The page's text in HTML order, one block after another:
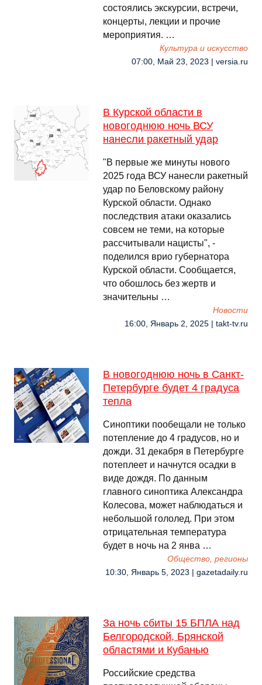
состоялись экскурсии, встречи,
концерты, лекции и прочие
мероприятия. …
Культура и искусство
07:00, Май 23, 2023 | versia.ru
В Курской области в
новогоднюю ночь ВСУ
нанесли ракетный удар
"В первые же минуты нового
2025 года ВСУ нанесли ракетный
удар по Беловскому району
Курской области. Однако
последствия атаки оказались
совсем не теми, на которые
рассчитывали нацисты", -
поделился врио губернатора
Курской области. Сообщается,
что обошлось без жертв и
значительны …
Новости
16:00, Январь 2, 2025 | takt-tv.ru
В новогоднюю ночь в Санкт-
Петербурге будет 4 градуса
тепла
Синоптики пообещали не только
потепление до 4 градусов, но и
дожди. 31 декабря в Петербурге
потеплеет и начнутся осадки в
виде дождя. По данным
главного синоптика Александра
Колесова, может наблюдаться и
небольшой гололед. При этом
отрицательная температура
будет в ночь на 2 янва …
Общество, регионы
10:30, Январь 5, 2023 | gazetadaily.ru
За ночь сбиты 15 БПЛА над
Белгородской, Брянской
областями и Кубанью
Российские средства